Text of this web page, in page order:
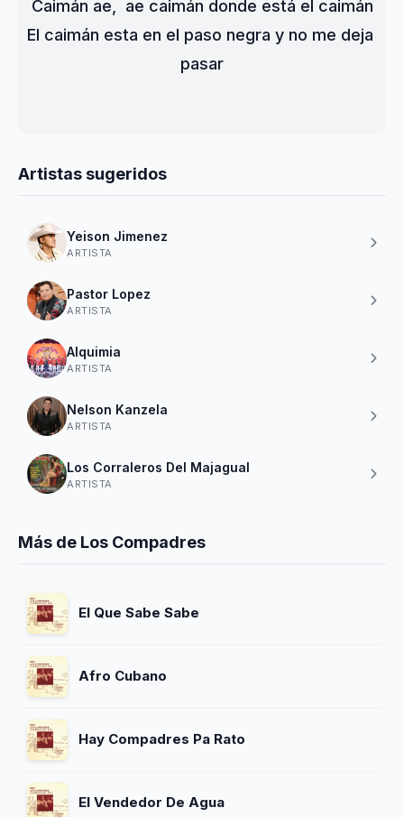
Caimán ae,  ae caimán donde está el caimán
El caimán esta en el paso negra y no me deja
pasar
Artistas sugeridos
Yeison Jimenez
ARTISTA
Pastor Lopez
ARTISTA
Alquimia
ARTISTA
Nelson Kanzela
ARTISTA
Los Corraleros Del Majagual
ARTISTA
Más de Los Compadres
El Que Sabe Sabe
Afro Cubano
Hay Compadres Pa Rato
El Vendedor De Agua